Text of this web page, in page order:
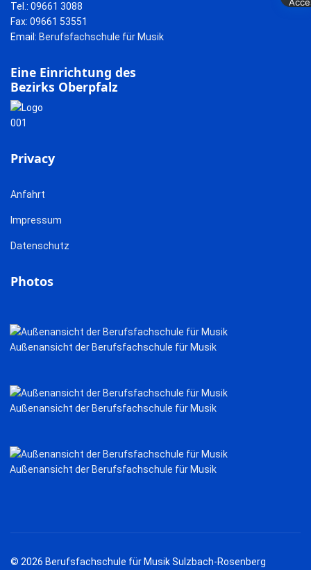
Tel.: 09661 3088
Fax: 09661 53551
Email: Berufsfachschule für Musik
Eine Einrichtung des
Bezirks Oberpfalz
Privacy
Anfahrt
Impressum
Datenschutz
Photos
Außenansicht der Berufsfachschule für Musik
Außenansicht der Berufsfachschule für Musik
Außenansicht der Berufsfachschule für Musik
© 2026 Berufsfachschule für Musik Sulzbach-Rosenberg